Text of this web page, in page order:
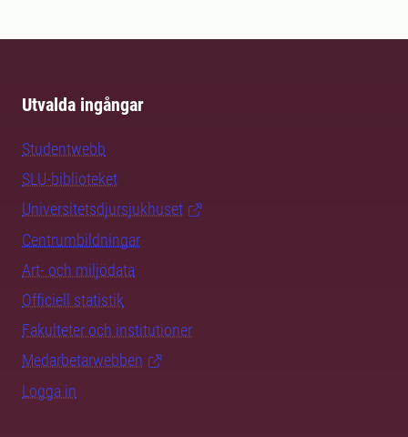
Utvalda ingångar
Studentwebb
SLU-biblioteket
Universitetsdjursjukhuset
Centrumbildningar
Art- och miljödata
Officiell statistik
Fakulteter och institutioner
Medarbetarwebben
Logga in